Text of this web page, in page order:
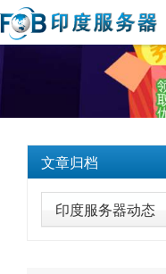
文章归档
印度服务器动态